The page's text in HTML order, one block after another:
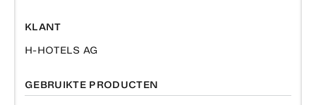
KLANT
H-HOTELS AG
GEBRUIKTE PRODUCTEN